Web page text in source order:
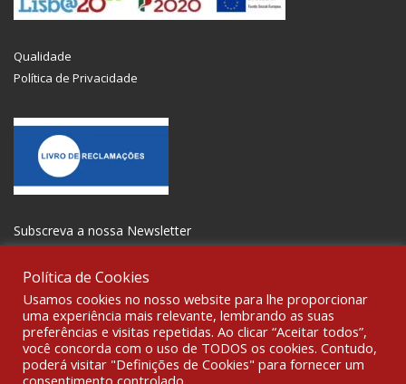
Qualidade
Política de Privacidade
Subscreva a nossa Newsletter
SOCIALIZE
Política de Cookies
Usamos cookies no nosso website para lhe proporcionar
uma experiência mais relevante, lembrando as suas
preferências e visitas repetidas. Ao clicar “Aceitar todos”,
você concorda com o uso de TODOS os cookies. Contudo,
poderá visitar "Definições de Cookies" para fornecer um
consentimento controlado.